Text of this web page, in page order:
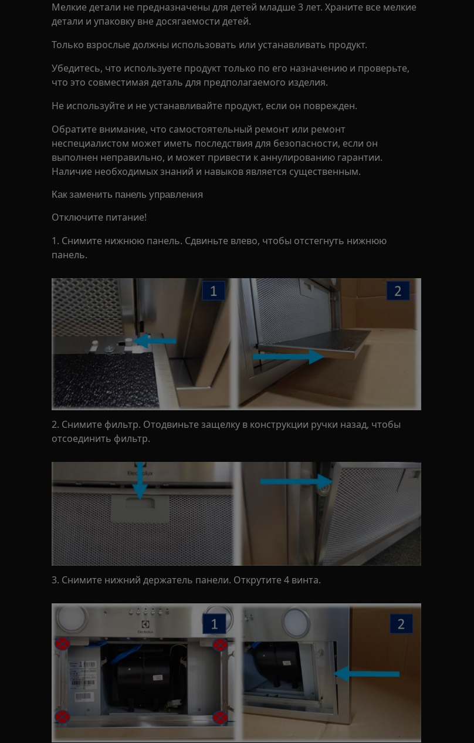
Мелкие детали не предназначены для детей младше 3 лет. Храните все мелкие
детали и упаковку вне досягаемости детей.
Только взрослые должны использовать или устанавливать продукт.
Убедитесь, что используете продукт только по его назначению и проверьте,
что это совместимая деталь для предполагаемого изделия.
Не используйте и не устанавливайте продукт, если он поврежден.
Обратите внимание, что самостоятельный ремонт или ремонт
неспециалистом может иметь последствия для безопасности, если он
выполнен неправильно, и может привести к аннулированию гарантии.
Наличие необходимых знаний и навыков является существенным.
Как заменить панель управления
Отключите питание!
1. Снимите нижнюю панель. Сдвиньте влево, чтобы отстегнуть нижнюю
панель.
2. Снимите фильтр. Отодвиньте защелку в конструкции ручки назад, чтобы
отсоединить фильтр.
3. Снимите нижний держатель панели. Открутите 4 винта.